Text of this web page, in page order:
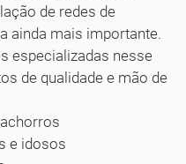
de redes de
ainda mais importante.
especializadas nesse
de qualidade e mão de
e idosos